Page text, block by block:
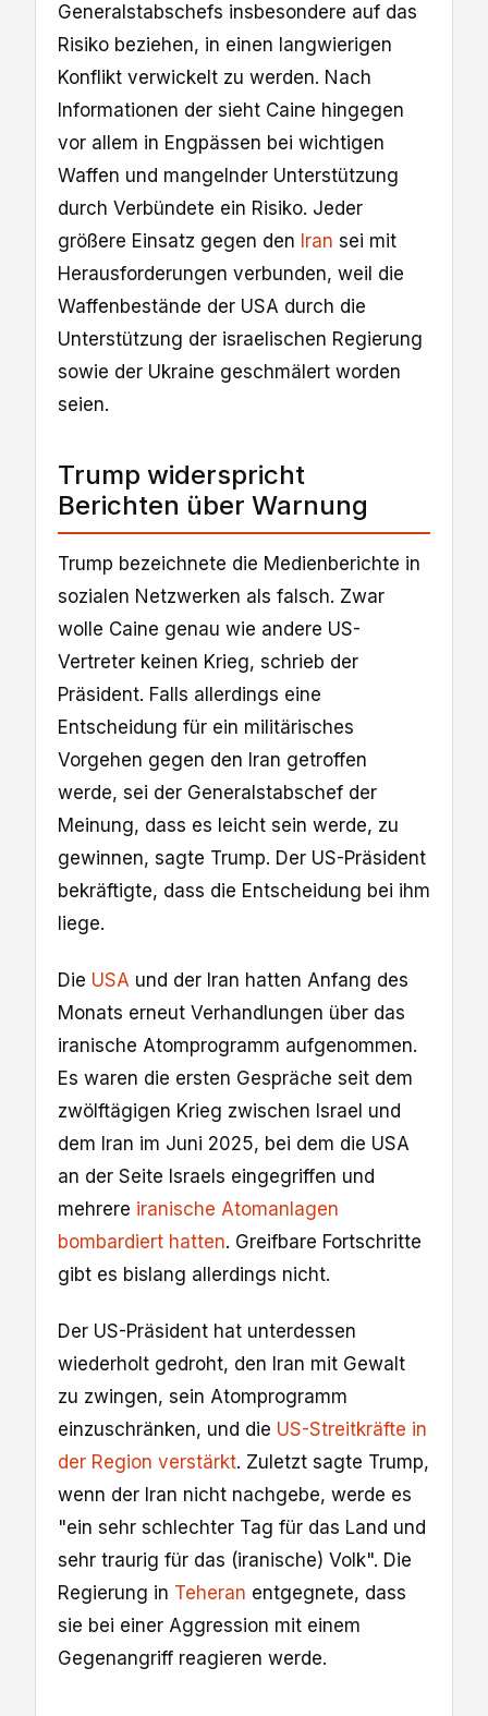
Generalstabschefs insbesondere auf das
Risiko beziehen, in einen langwierigen
Konflikt verwickelt zu werden. Nach
Informationen der sieht Caine hingegen
vor allem in Engpässen bei wichtigen
Waffen und mangelnder Unterstützung
durch Verbündete ein Risiko. Jeder
größere Einsatz gegen den Iran sei mit
Herausforderungen verbunden, weil die
Waffenbestände der USA durch die
Unterstützung der israelischen Regierung
sowie der Ukraine geschmälert worden
seien.
Trump widerspricht
Berichten über Warnung
Trump bezeichnete die Medienberichte in
sozialen Netzwerken als falsch. Zwar
wolle Caine genau wie andere US-
Vertreter keinen Krieg, schrieb der
Präsident. Falls allerdings eine
Entscheidung für ein militärisches
Vorgehen gegen den Iran getroffen
werde, sei der Generalstabschef der
Meinung, dass es leicht sein werde, zu
gewinnen, sagte Trump. Der US-Präsident
bekräftigte, dass die Entscheidung bei ihm
liege.
Die USA und der Iran hatten Anfang des
Monats erneut Verhandlungen über das
iranische Atomprogramm aufgenommen.
Es waren die ersten Gespräche seit dem
zwölftägigen Krieg zwischen Israel und
dem Iran im Juni 2025, bei dem die USA
an der Seite Israels eingegriffen und
mehrere iranische Atomanlagen
bombardiert hatten. Greifbare Fortschritte
gibt es bislang allerdings nicht.
Der US-Präsident hat unterdessen
wiederholt gedroht, den Iran mit Gewalt
zu zwingen, sein Atomprogramm
einzuschränken, und die US-Streitkräfte in
der Region verstärkt. Zuletzt sagte Trump,
wenn der Iran nicht nachgebe, werde es
"ein sehr schlechter Tag für das Land und
sehr traurig für das (iranische) Volk". Die
Regierung in Teheran entgegnete, dass
sie bei einer Aggression mit einem
Gegenangriff reagieren werde.